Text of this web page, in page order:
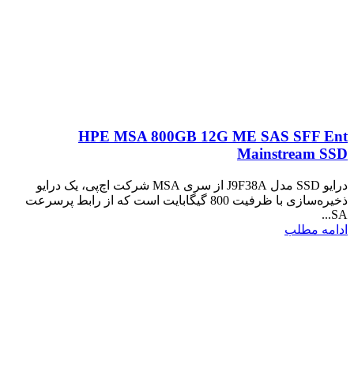
HPE MSA 800GB 12G ME SAS SFF Ent
Mainstream SSD
درایو SSD مدل J9F38A از سری MSA شرکت اچ‌پی، یک درایو
ذخیره‌سازی با ظرفیت 800 گیگابایت است که از رابط پرسرعت
SA...
ادامه مطلب